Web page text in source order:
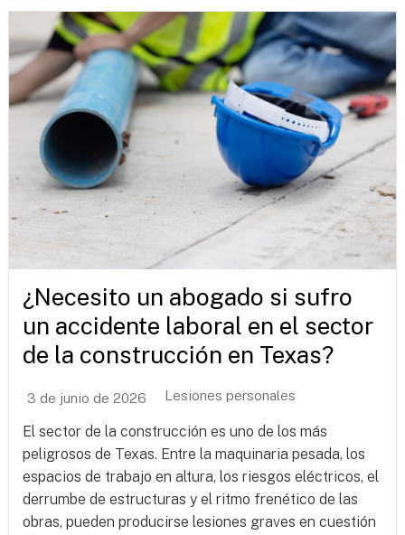
¿Necesito un abogado si sufro
un accidente laboral en el sector
de la construcción en Texas?
3 de junio de 2026 Lesiones personales
El sector de la construcción es uno de los más
peligrosos de Texas. Entre la maquinaria pesada, los
espacios de trabajo en altura, los riesgos eléctricos, el
derrumbe de estructuras y el ritmo frenético de las
obras, pueden producirse lesiones graves en cuestión